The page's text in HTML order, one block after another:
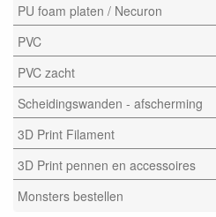
PU foam platen / Necuron
PVC
PVC zacht
Scheidingswanden - afscherming
3D Print Filament
3D Print pennen en accessoires
Monsters bestellen